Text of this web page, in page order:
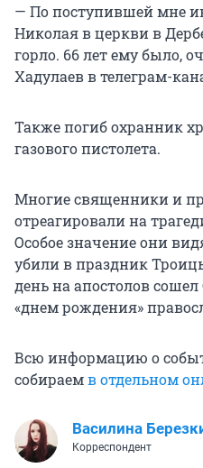
— По поступившей мне
Николая в церкви в
горло. 66 лет ему было,
Хадулаев в телеграм-
Также погиб охранник
газового пистолета.
Многие священники и
отреагировали на
Особое значение они
убили в праздник
день на апостолов
«днем рождения»
Всю информацию о
собираемв отдельном
Василина
Корреспондент